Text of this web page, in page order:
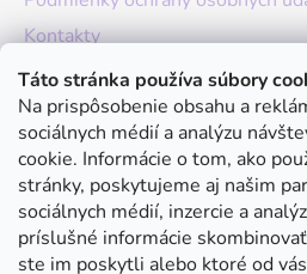
Táto stránka používa súbory
Na prispôsobenie obsahu a
sociálnych médií a analýzu
cookie. Informácie o tom, ako
stránky, poskytujeme aj našim
sociálnych médií, inzercie a
príslušné informácie
ste im poskytli alebo ktoré od
Kontakty
O nás
Hodnotenie obchodu
Moja objednávka
Instagram